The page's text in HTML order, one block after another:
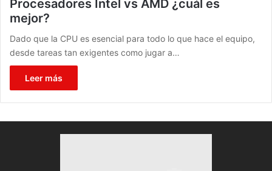
Procesadores Intel vs AMD ¿cuál es
mejor?
Dado que la CPU es esencial para todo lo que hace el equipo,
desde tareas tan exigentes como jugar a…
Leer más